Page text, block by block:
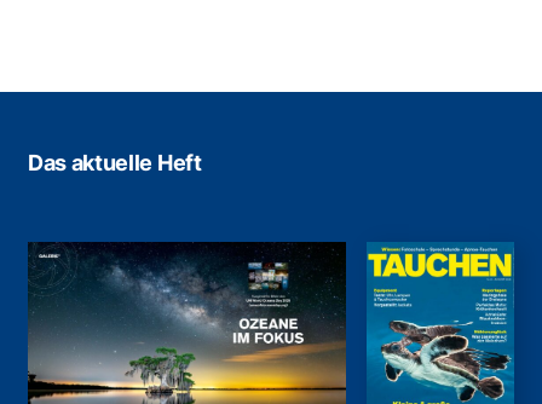
Das aktuelle Heft